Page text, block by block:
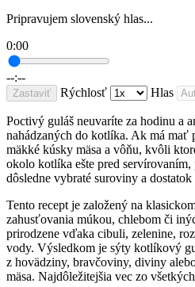
Pripravujem slovenský hlas...
0:00
--:--
Zastaviť Rýchlosť Hlas
Poctivý guláš neuvaríte za hodinu a
nahádzaných do kotlíka. Ak má mať
mäkké kúsky mäsa a vôňu, kvôli
okolo kotlíka ešte pred servírovaním,
dôsledne vybraté suroviny a dostatok
Tento recept je založený na
zahusťovania múkou, chlebom či
prirodzene vďaka cibuli, zelenine,
vody. Výsledkom je sýty kotlíkový
z hovädziny, bravčoviny, diviny
mäsa. Najdôležitejšia vec zo